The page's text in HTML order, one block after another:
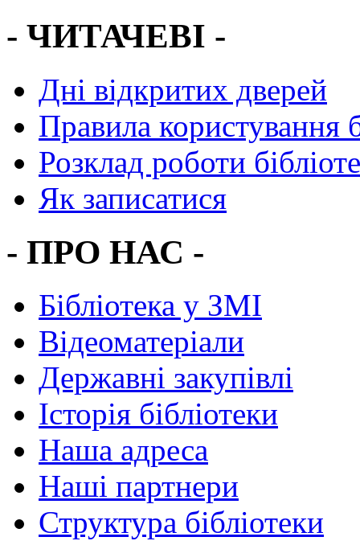
- ЧИТАЧЕВІ -
Дні відкритих дверей
Правила користування
Розклад роботи
Як записатися
- ПРО НАС -
Бібліотека у ЗМІ
Відеоматеріали
Державні закупівлі
Історія бібліотеки
Наша адреса
Наші партнери
Структура бібліотеки